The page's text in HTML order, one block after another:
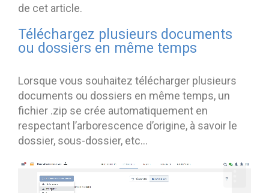
de cet article.
Téléchargez plusieurs documents
ou dossiers en même temps
Lorsque vous souhaitez télécharger plusieurs
documents ou dossiers en même temps, un
fichier .zip se crée automatiquement en
respectant l’arborescence d’origine, à savoir le
dossier, sous-dossier, etc…